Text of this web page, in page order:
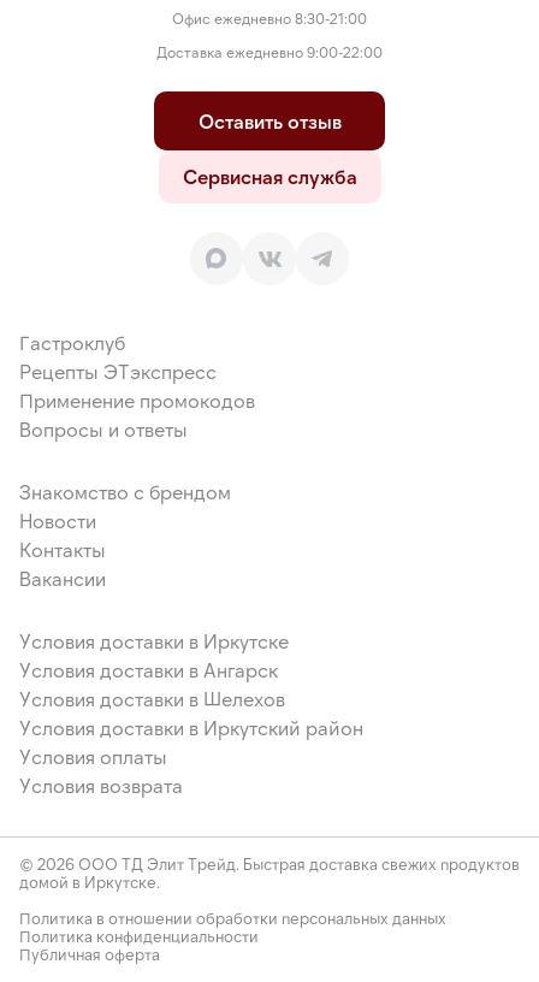
Офис ежедневно 8:30-21:00
Доставка ежедневно 9:00-22:00
Оставить отзыв
Сервисная служба
Гастроклуб
Рецепты ЭТэкспресс
Применение промокодов
Вопросы и ответы
Знакомство с брендом
Новости
Контакты
Вакансии
Условия доставки в Иркутске
Условия доставки в Ангарск
Условия доставки в Шелехов
Условия доставки в Иркутский район
Условия оплаты
Условия возврата
© 2026 ООО ТД Элит Трейд. Быстрая доставка свежих продуктов
домой в Иркутске.
Политика в отношении обработки персональных данных
Политика конфиденциальности
Публичная оферта